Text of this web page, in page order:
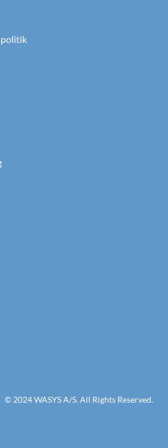
© 2024 WASYS A/S. All Rights Reserved.